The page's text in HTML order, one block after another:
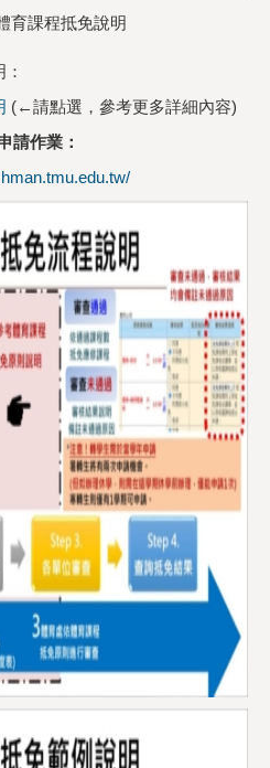
育課程抵免說明
(←請點選，參考更多詳細內容)
請作業：